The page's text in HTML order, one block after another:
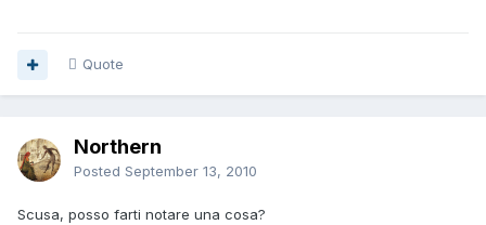
Quote
Northern
Posted September 13, 2010
Scusa, posso farti notare una cosa?